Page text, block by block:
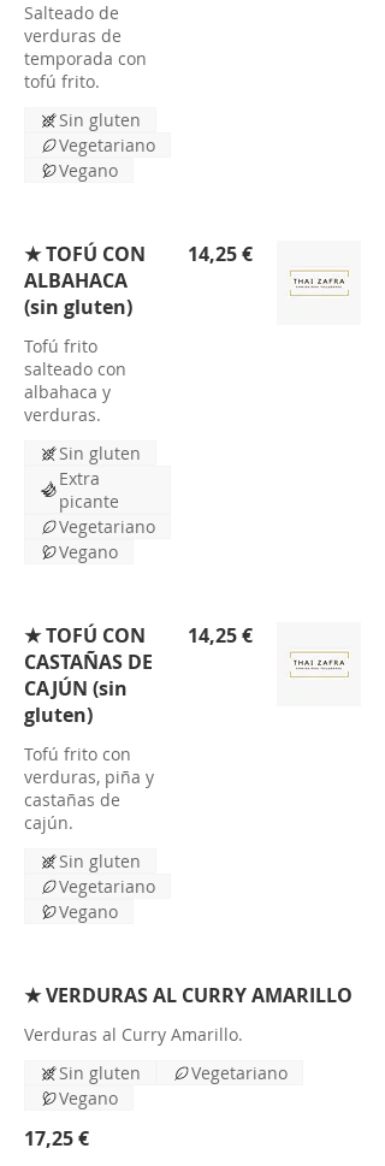
Salteado de
verduras de
temporada con
tofú frito.
Sin gluten
Vegetariano
Vegano
★ TOFÚ CON
ALBAHACA
(sin gluten)
Tofú frito
salteado con
albahaca y
verduras.
14,25 €
Sin gluten
Extra
picante
Vegetariano
Vegano
★ TOFÚ CON
CASTAÑAS DE
CAJÚN (sin
gluten)
Tofú frito con
verduras, piña y
castañas de
cajún.
14,25 €
Sin gluten
Vegetariano
Vegano
★ VERDURAS AL CURRY AMARILLO
Verduras al Curry Amarillo.
17,25 €
Sin gluten
Vegetariano
Vegano